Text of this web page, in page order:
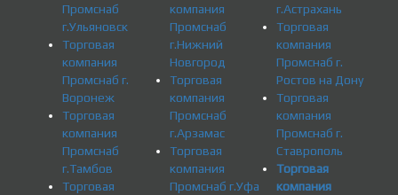
Промснаб
г.Ульяновск
Торговая
компания
Промснаб г.
Воронеж
Торговая
компания
Промснаб
г.Тамбов
Торговая
компания
Промснаб
г.Нижний
Новгород
Торговая
компания
Промснаб
г.Арзамас
Торговая
компания
Промснаб г.Уфа
г.Астрахань
Торговая
компания
Промснаб г.
Ростов на Дону
Торговая
компания
Промснаб г.
Ставрополь
Торговая
компания